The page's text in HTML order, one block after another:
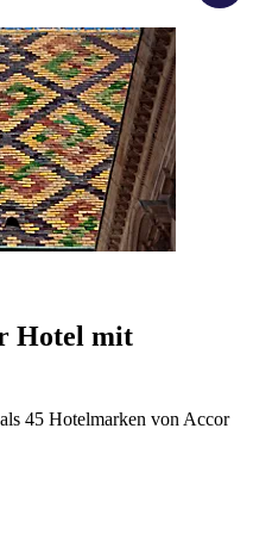
Hotel mit
45 Hotelmarken von Accor